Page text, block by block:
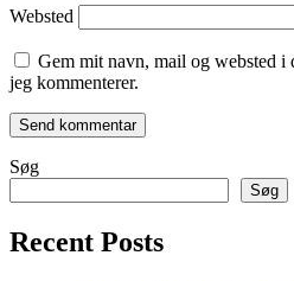
Websted
Gem mit navn, mail og websted i
jeg kommenterer.
Søg
Søg
Recent Posts